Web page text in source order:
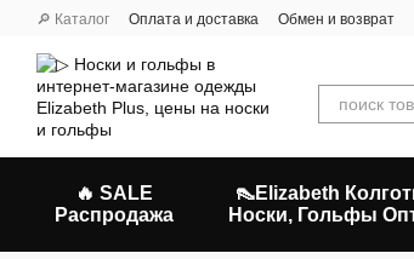
Перейти к основному контенту
🔎 Каталог Оплата и доставка Обмен и возврат
🔥 SALE
Распродажа
👠Elizabeth
Носки, Гольфы